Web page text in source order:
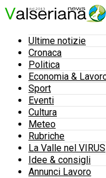
Ultime notizie
Cronaca
Politica
Economia &
Sport
Eventi
Cultura
Meteo
Rubriche
La Valle nel VIRUS
Idee & consigli
Annunci Lavoro